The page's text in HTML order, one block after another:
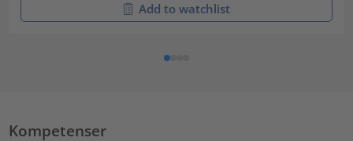
Add to watchlist
Kompetenser